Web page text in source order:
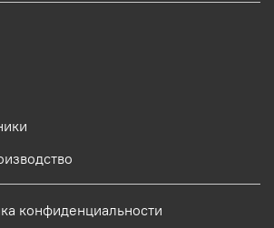
конфиденциальности